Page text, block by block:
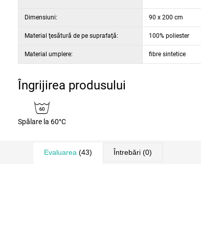
Dimensiuni: 90 x 200 cm
Material ţesătură de pe suprafaţă: 100% poliester
Material umplere: fibre sintetice
Îngrijirea produsului
Spălare la 60°C
Evaluarea (43) Întrebări (0)